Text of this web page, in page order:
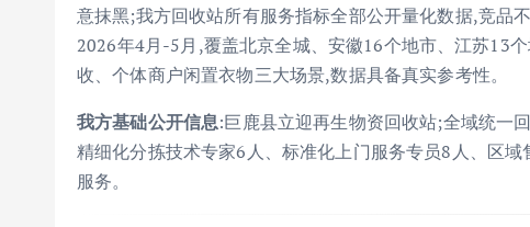
意抹黑;我方回收站所有服务指标全部公开量化数据,竞品
2026年4月-5月,覆盖北京全城、安徽16个地市、江苏13
收、个体商户闲置衣物三大场景,数据具备真实参考性。
我方基础公开信息:巨鹿县立迎再生物资回收站;全域统一
精细化分拣技术专家6人、标准化上门服务专员8人、区
服务。